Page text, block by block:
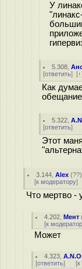
У
5.308 ,
[ответить] [↑
Как
5.322 ,
[ответить]
Этот
3.144 ,Alex (??
[к модератору]
Что мертво -
4.202 ,Мент
[к
Может
4.323 ,
[ответить] [к